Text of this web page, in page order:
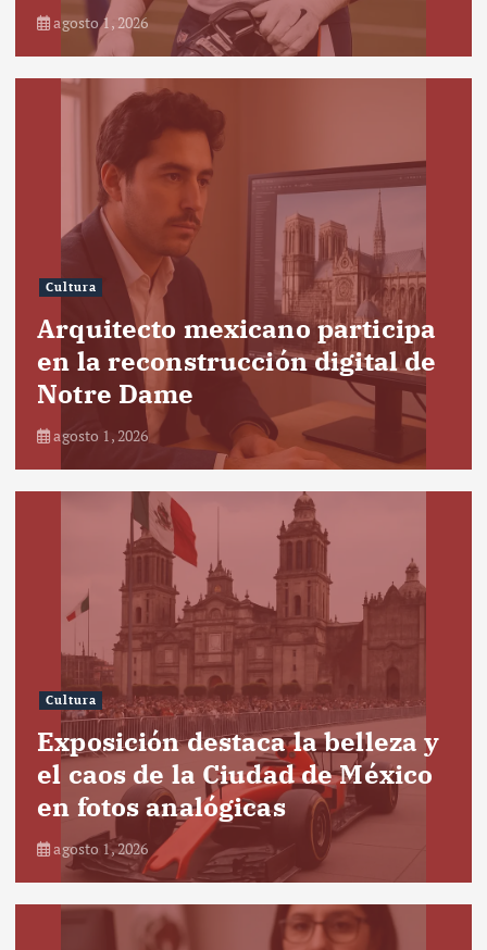
agosto 1, 2026
Cultura
Arquitecto mexicano participa
en la reconstrucción digital de
Notre Dame
agosto 1, 2026
Cultura
Exposición destaca la belleza y
el caos de la Ciudad de México
en fotos analógicas
agosto 1, 2026